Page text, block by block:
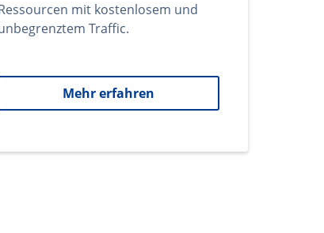
mit kostenlosem und
Traffic.
Mehr erfahren